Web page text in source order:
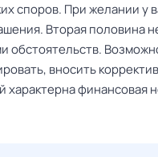
споров. При желании у
Вторая половина
вносить
характерна финансовая